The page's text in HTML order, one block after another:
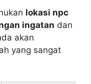
lokasi npc
ingatan dan
akan
yang sangat